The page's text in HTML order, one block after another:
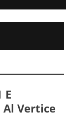
E
Al Vertice